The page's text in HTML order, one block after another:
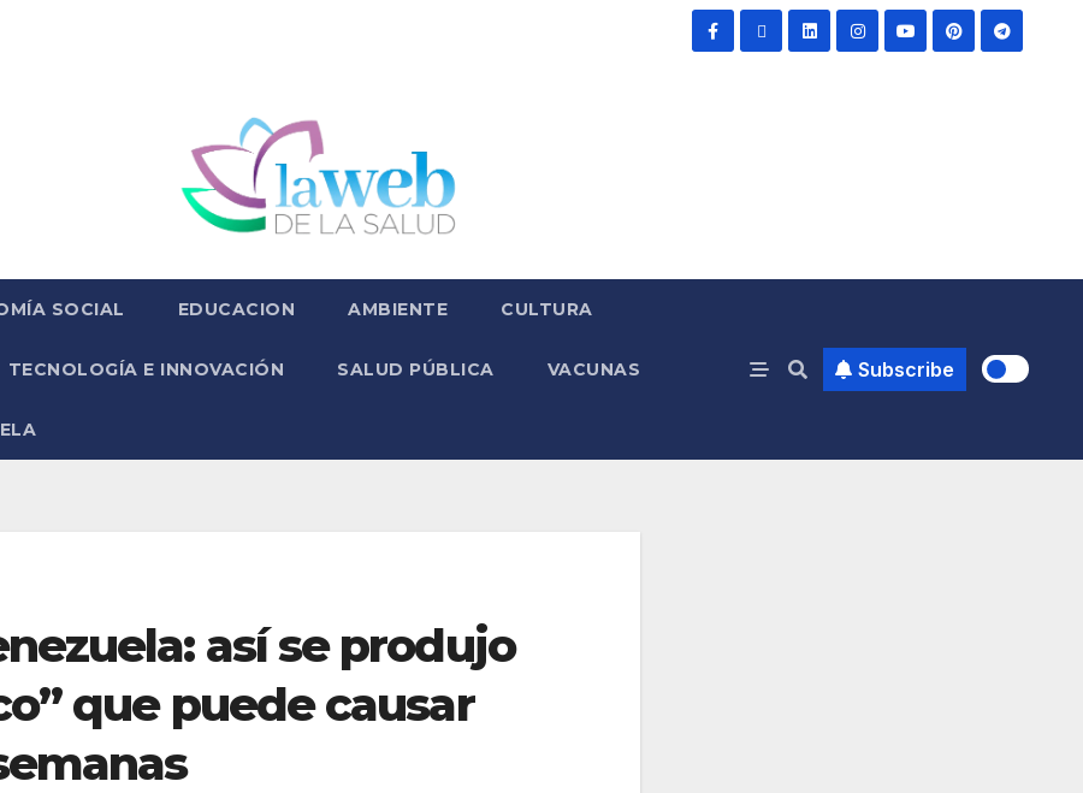
SOCIAL EDUCACION AMBIENTE CULTURA
TECNOLOGÍA E INNOVACIÓN SALUD PÚBLICA VACUNAS Subscribe
así se produjo
que puede causar